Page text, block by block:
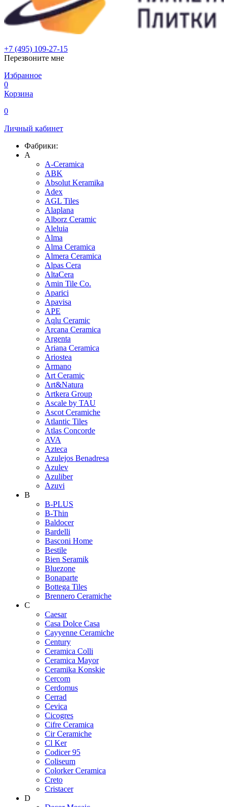
+7 (495) 109-27-15
Перезвоните мне
Избранное
0
Корзина
0
Личный кабинет
Фабрики:
A
A-Ceramica
ABK
Absolut Keramika
Adex
AGL Tiles
Alaplana
Alborz Ceramic
Aleluia
Alma
Alma Ceramica
Almera Ceramica
Alpas Cera
AltaCera
Amin Tile Co.
Aparici
Apavisa
APE
Aqlu Ceramic
Arcana Ceramica
Argenta
Ariana Ceramica
Ariostea
Armano
Art Ceramic
Art&Natura
Artkera Group
Ascale by TAU
Ascot Ceramiche
Atlantic Tiles
Atlas Concorde
AVA
Azteca
Azulejos Benadresa
Azulev
Azuliber
Azuvi
B
B-PLUS
B-Thin
Baldocer
Bardelli
Basconi Home
Bestile
Bien Seramik
Bluezone
Bonaparte
Bottega Tiles
Brennero Ceramiche
C
Caesar
Casa Dolce Casa
Cayyenne Ceramiche
Century
Ceramica Colli
Ceramica Mayor
Ceramika Konskie
Cercom
Cerdomus
Cerrad
Cevica
Cicogres
Cifre Ceramica
Cir Ceramiche
Cl Ker
Codicer 95
Coliseum
Colorker Ceramica
Creto
Cristacer
D